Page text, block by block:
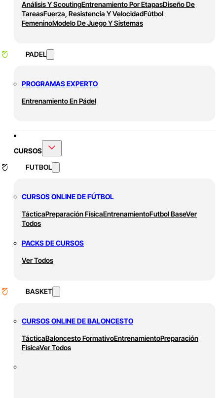
Análisis Y ScoutingEntrenamiento Por EtapasDiseño De
TareasFuerza, Resistencia Y VelocidadFútbol
FemeninoModelo De Juego Y Sistemas
PADEL
PROGRAMAS EXPERTO
Entrenamiento En Pádel
CURSOS
FUTBOL
CURSOS ONLINE DE FÚTBOL
TácticaPreparación FísicaEntrenamientoFutbol BaseVer
Todos
PACKS DE CURSOS
Ver Todos
BASKET
CURSOS ONLINE DE BALONCESTO
TácticaBaloncesto FormativoEntrenamientoPreparación
FísicaVer Todos